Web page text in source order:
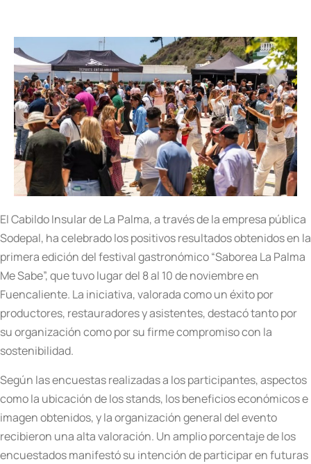
El Cabildo Insular de La Palma, a través de la empresa pública
Sodepal, ha celebrado los positivos resultados obtenidos en la
primera edición del festival gastronómico “Saborea La Palma
Me Sabe”, que tuvo lugar del 8 al 10 de noviembre en
Fuencaliente. La iniciativa, valorada como un éxito por
productores, restauradores y asistentes, destacó tanto por
su organización como por su firme compromiso con la
sostenibilidad.
Según las encuestas realizadas a los participantes, aspectos
como la ubicación de los stands, los beneficios económicos e
imagen obtenidos, y la organización general del evento
recibieron una alta valoración. Un amplio porcentaje de los
encuestados manifestó su intención de participar en futuras